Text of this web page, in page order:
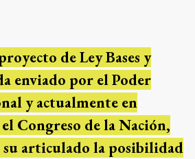
de Ley Bases y
enviado por el Poder
y actualmente en
Congreso de la Nación,
su articulado la posibilidad